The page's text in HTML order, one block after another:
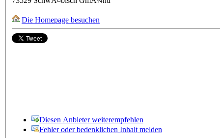
Die Homepage besuchen
Diesen Anbieter weiterempfehlen
Fehler oder bedenklichen Inhalt melden